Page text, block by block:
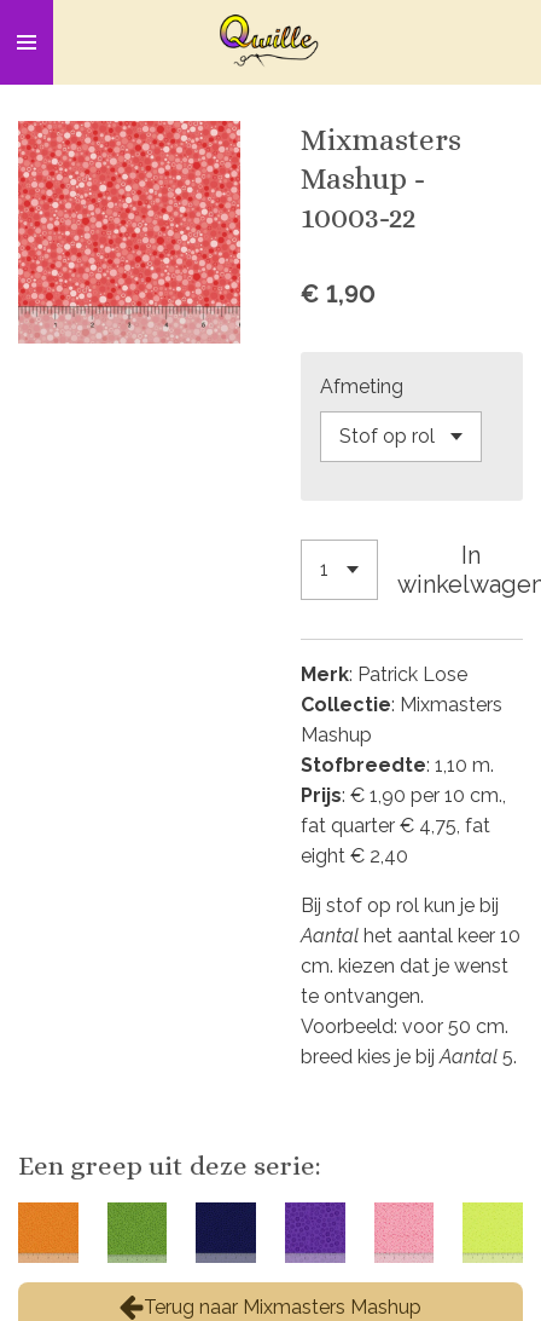
direct
naar
de
hoofdinhoud
Mixmasters
Mashup -
10003-22
€ 1,90
Afmeting
In
Merk: Patrick Lose
Collectie: Mixmasters
Mashup
Stofbreedte: 1,10 m.
Prijs: € 1,90 per 10 cm.,
fat quarter € 4,75, fat
eight € 2,40
Bij stof op rol kun je bij
Aantal het aantal keer 10
cm. kiezen dat je wenst
te ontvangen.
Voorbeeld: voor 50 cm.
breed kies je bijAantal 5.
Een greep uit deze serie:
Terug naar Mixmasters Mashup